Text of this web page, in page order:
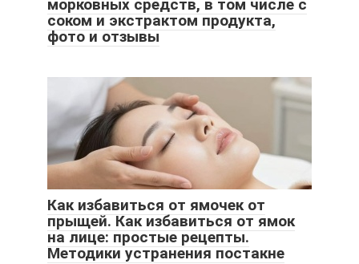
морковных средств, в том числе с
соком и экстрактом продукта,
фото и отзывы
Как избавиться от ямочек от
прыщей. Как избавиться от ямок
на лице: простые рецепты.
Методики устранения постакне